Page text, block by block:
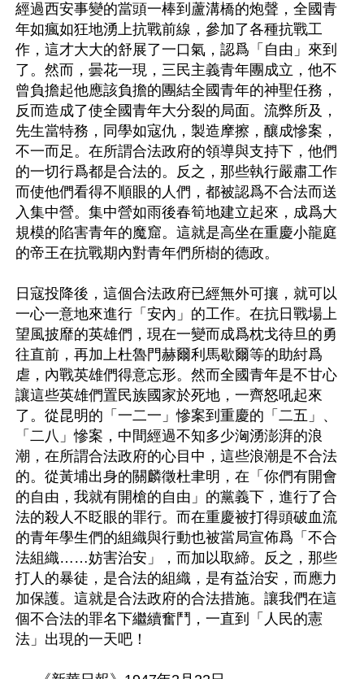
經過西安事變的當頭一棒到蘆溝橋的炮聲，全國青
年如瘋如狂地湧上抗戰前線，參加了各種抗戰工
作，這才大大的舒展了一口氣，認爲「自由」來到
了。然而，曇花一現，三民主義青年團成立，他不
曾負擔起他應該負擔的團結全國青年的神聖任務，
反而造成了使全國青年大分裂的局面。流弊所及，
先生當特務，同學如寇仇，製造摩擦，釀成慘案，
不一而足。在所謂合法政府的領導與支持下，他們
的一切行爲都是合法的。反之，那些執行嚴肅工作
而使他們看得不順眼的人們，都被認爲不合法而送
入集中營。集中營如雨後春筍地建立起來，成爲大
規模的陷害青年的魔窟。這就是高坐在重慶小龍庭
的帝王在抗戰期內對青年們所樹的德政。
日寇投降後，這個合法政府已經無外可攘，就可以
一心一意地來進行「安內」的工作。在抗日戰場上
望風披靡的英雄們，現在一變而成爲枕戈待旦的勇
往直前，再加上杜魯門赫爾利馬歇爾等的助紂爲
虐，內戰英雄們得意忘形。然而全國青年是不甘心
讓這些英雄們置民族國家於死地，一齊怒吼起來
了。從昆明的「一二一」慘案到重慶的「二五」、
「二八」慘案，中間經過不知多少洶湧澎湃的浪
潮，在所謂合法政府的心目中，這些浪潮是不合法
的。從黃埔出身的關麟徵杜聿明，在「你們有開會
的自由，我就有開槍的自由」的黨義下，進行了合
法的殺人不眨眼的罪行。而在重慶被打得頭破血流
的青年學生們的組織與行動也被當局宣佈爲「不合
法組織……妨害治安」，而加以取締。反之，那些
打人的暴徒，是合法的組織，是有益治安，而應力
加保護。這就是合法政府的合法措施。讓我們在這
個不合法的罪名下繼續奮鬥，一直到「人民的憲
法」出現的一天吧！